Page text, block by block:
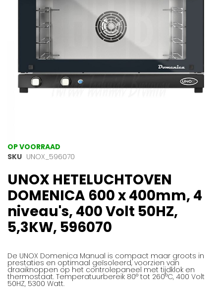
Ga
naar
begin
van
de
afbeeldingen-
gallerij
OP VOORRAAD
SKU UNOX_596070
UNOX HETELUCHTOVEN
DOMENICA 600 x 400mm, 4
niveau's, 400 Volt 50HZ,
5,3KW, 596070
De UNOX Domenica Manual is compact maar groots in
prestaties en optimaal geïsoleerd, voorzien van
draaiknoppen op het controlepaneel met tijdklok en
thermostaat. Temperatuurbereik 80° tot 260°C, 400 Volt
50HZ, 5300 Watt.